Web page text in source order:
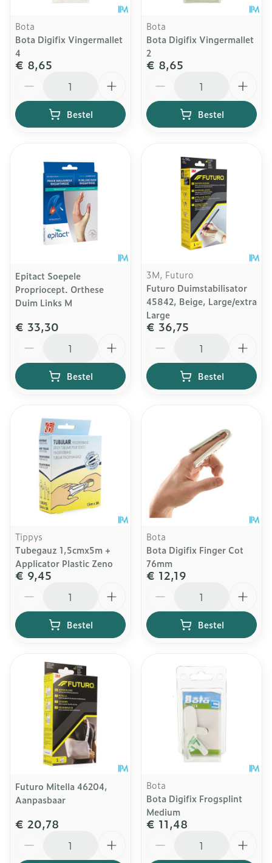
Bota
Bota Digifix Vingermallet
4
€ 8,65
Bestel
Bota
Bota Digifix Vingermallet
2
€ 8,65
Bestel
Epitact Soepele
Propriocept. Orthese
Duim Links M
€ 33,30
Bestel
3M, Futuro
Futuro Duimstabilisator
45842, Beige, Large/extra
Large
€ 36,75
Bestel
Tippys
Tubegauz 1,5cmx5m +
Applicator Plastic Zeno
€ 9,45
Bestel
Bota
Bota Digifix Finger Cot
76mm
€ 12,19
Bestel
Futuro Mitella 46204,
Aanpasbaar
€ 20,78
Bota
Bota Digifix Frogsplint
Medium
€ 11,48